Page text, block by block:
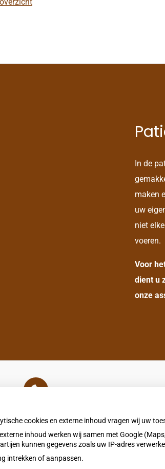
In de
maken
uw
niet
voeren.
Voor
dient u
onze
die nodig is om dit te zien.
instellingen wijzigen
cookies en externe inhoud vragen wij uw
inhoud werken wij samen met Google
kunnen gegevens zoals uw IP-adres
intrekken of aanpassen.